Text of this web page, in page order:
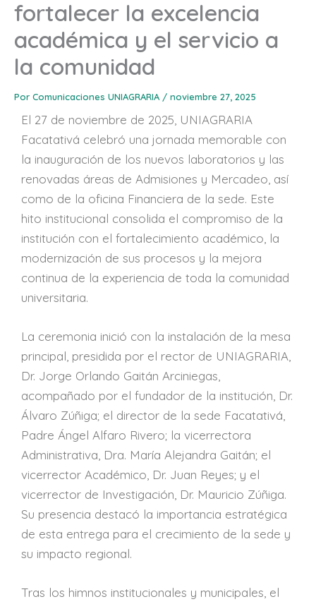
fortalecer la excelencia
académica y el servicio a
la comunidad
Por Comunicaciones UNIAGRARIA / noviembre 27, 2025
El 27 de noviembre de 2025, UNIAGRARIA
Facatativá celebró una jornada memorable con
la inauguración de los nuevos laboratorios y las
renovadas áreas de Admisiones y Mercadeo, así
como de la oficina Financiera de la sede. Este
hito institucional consolida el compromiso de la
institución con el fortalecimiento académico, la
modernización de sus procesos y la mejora
continua de la experiencia de toda la comunidad
universitaria.
La ceremonia inició con la instalación de la mesa
principal, presidida por el rector de UNIAGRARIA,
Dr. Jorge Orlando Gaitán Arciniegas,
acompañado por el fundador de la institución, Dr.
Álvaro Zúñiga; el director de la sede Facatativá,
Padre Ángel Alfaro Rivero; la vicerrectora
Administrativa, Dra. María Alejandra Gaitán; el
vicerrector Académico, Dr. Juan Reyes; y el
vicerrector de Investigación, Dr. Mauricio Zúñiga.
Su presencia destacó la importancia estratégica
de esta entrega para el crecimiento de la sede y
su impacto regional.
Tras los himnos institucionales y municipales, el